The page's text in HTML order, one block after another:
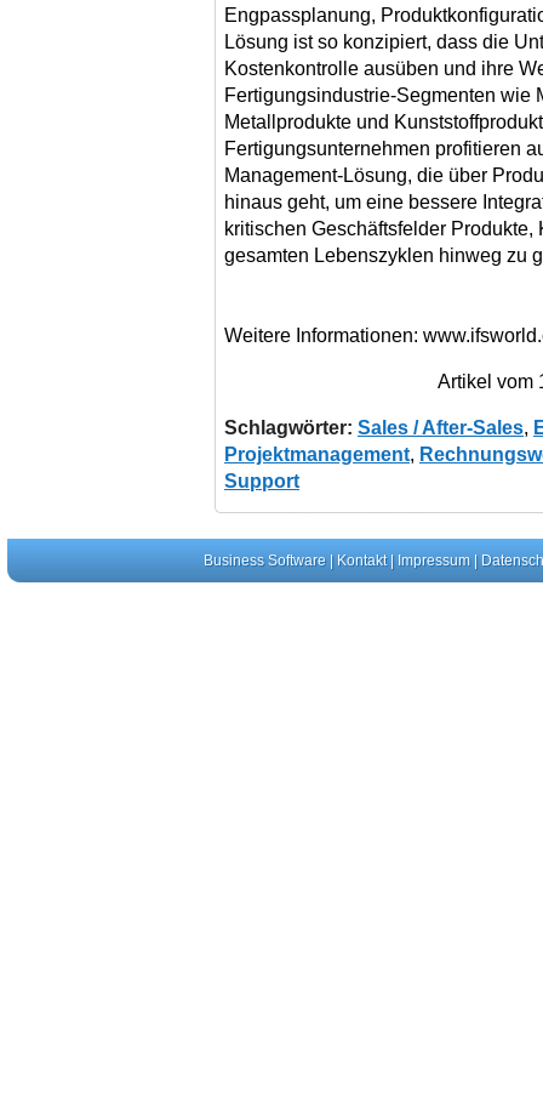
Eng­passplanung,
Lösung ist so konzipiert, dass die
Kostenkontrolle ausüben und ihre
Fertigungsindustrie-Segmenten wie
Metallprodukte und
Fertigungsunternehmen profitieren
Management-Lösung, die über
hinaus geht, um eine bessere
kritischen Geschäftsfelder
gesamten Lebenszyklen hinweg zu
Weitere Informationen:
Artikel vom
Schlagwörter: Sales / After-Sales,
Projektmanagement,
Support
Business Software| Kontakt| Impressum|